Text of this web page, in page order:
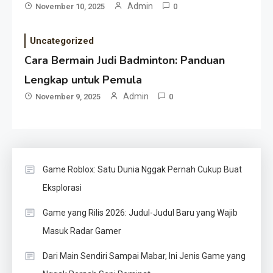
November 10, 2025 Admin 0
Uncategorized
Cara Bermain Judi Badminton: Panduan
Lengkap untuk Pemula
November 9, 2025 Admin 0
Game Roblox: Satu Dunia Nggak Pernah Cukup Buat
Eksplorasi
Game yang Rilis 2026: Judul-Judul Baru yang Wajib
Masuk Radar Gamer
Dari Main Sendiri Sampai Mabar, Ini Jenis Game yang